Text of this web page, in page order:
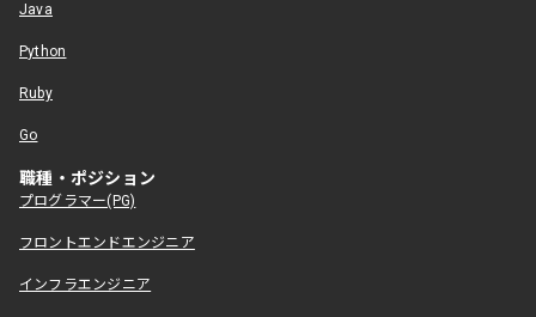
Java
Python
Ruby
Go
職種・ポジション
プログラマー(PG)
フロントエンドエンジニア
インフラエンジニア